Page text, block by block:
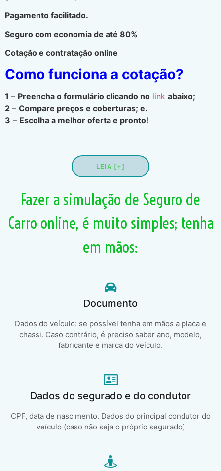
Pagamento facilitado.
Seguro com economia de até 80%
Cotação e contratação online
Como funciona a cotação?
1 – Preencha o formulário clicando no link abaixo;
2 – Compare preços e coberturas; e.
3 – Escolha a melhor oferta e pronto!
LEIA [+]
Fazer a simulação de Seguro de
Carro online, é muito simples; tenha
em mãos:
Documento
Dados do veículo: se possível tenha em mãos a placa e
chassi. Caso contrário, é preciso saber ano, modelo,
fabricante e marca do veículo.
Dados do segurado e do condutor
CPF, data de nascimento. Dados do principal condutor do
veículo (caso não seja o próprio segurado)